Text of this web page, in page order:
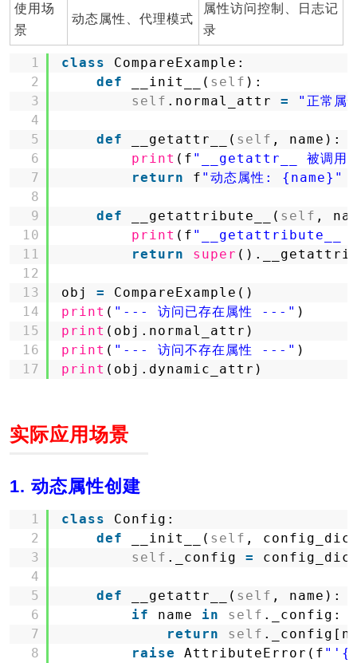
使用场
景
动态属性、代理模式
属性访问控制、日志记
录
1
2
3
4
5
6
7
8
9
10
11
12
13
14
15
16
17
class
CompareExample:
def
__init__( self ):
self .normal_attr = "正常属
def __getattr__( self , name):
print (f "__getattr__ 被调用
return
f "动态属性: {name}"
def __getattribute__( self ,
print (f "__getattribute__
return
super
obj =
CompareExample()
print ( "--- 访问已存在属性 ---" )
print (obj.normal_attr)
print ( "--- 访问不存在属性 ---" )
print (obj.dynamic_attr)
实际应用场景
1. 动态属性创建
1
2
3
4
5
6
7
8
class
Config:
def
__init__( self ,
self ._config =
def __getattr__( self , name):
if
name in self ._config:
return
self
raise
AttributeError(f